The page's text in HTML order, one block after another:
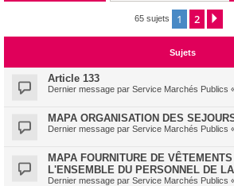
65 sujets 1 2
Sujets
Article 133
Dernier message par Service Marchés Publics
MAPA ORGANISATION DES
Dernier message par Service Marchés Publics
MAPA FOURNITURE DE
L'ENSEMBLE DU PERSONNEL DE
Dernier message par Service Marchés Publics